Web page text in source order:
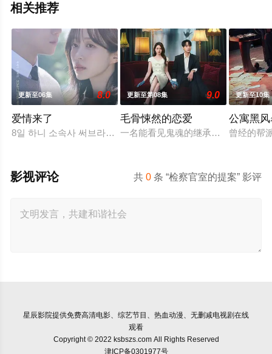
相关推荐
更新至06集 8.0
爱情来了
8일 하니 소속사 써브라임 측은 OSEN에 “하니가 KBS2 새 주말
更新至第08集 9.0
毛骨悚然的恋爱
一名能看见鬼魂的继承人与一名王牌
更新至10集
公寓黑
曾经的帮
共0 条 “检察官室的提案” 影评
影视评论
星辰影院提供免费高清电影、综艺节目、热血动漫、无删减电视剧在线
观看
Copyright © 2022 ksbszs.com All Rights Reserved
津ICP备0301977号